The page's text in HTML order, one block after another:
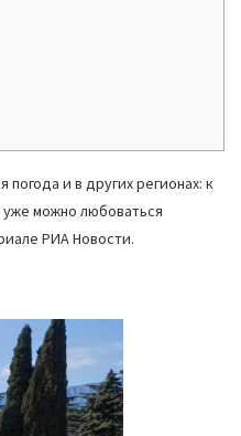
и в других регионах: к
можно любоваться
РИА Новости.